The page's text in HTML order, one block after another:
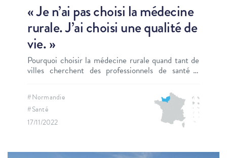
« Je n’ai pas choisi la médecine
rurale. J’ai choisi une qualité de
vie. »
Pourquoi choisir la médecine rurale quand tant de
villes cherchent des professionnels de santé ?
#Normandie
#Santé
17/11/2022